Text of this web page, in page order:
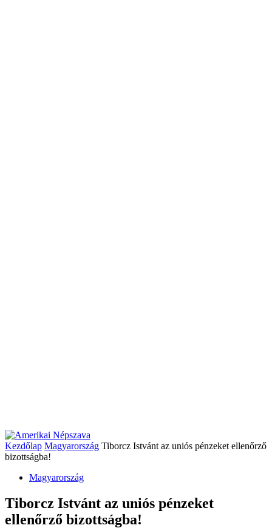
Kezdőlap Magyarország Tiborcz Istvánt az uniós pénzeket ellenőrző
bizottságba!
Magyarország
Tiborcz Istvánt az uniós pénzeket
ellenőrző bizottságba!